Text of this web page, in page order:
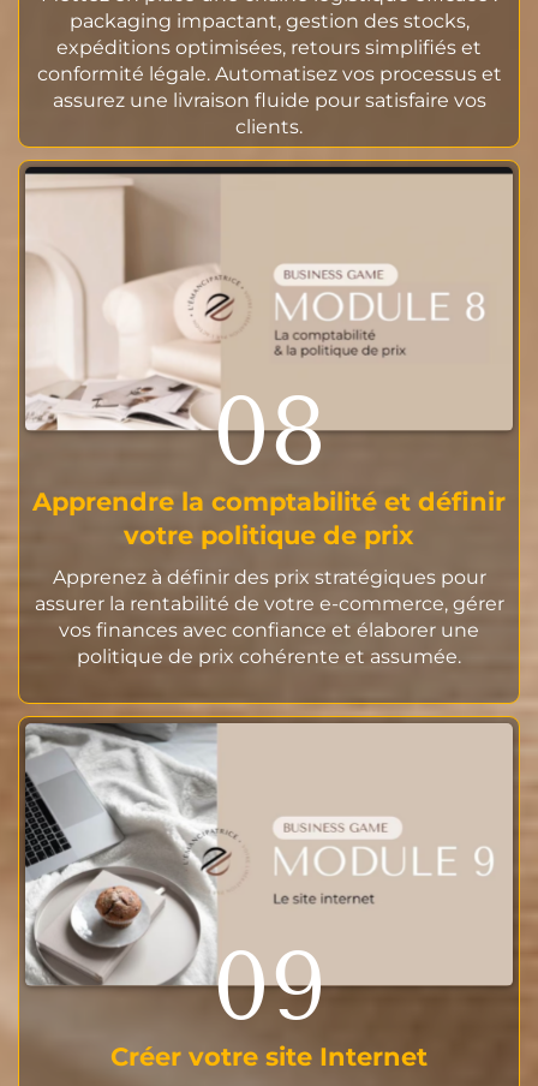
packaging impactant, gestion des stocks,
expéditions optimisées, retours simplifiés et
conformité légale. Automatisez vos processus et
assurez une livraison fluide pour satisfaire vos
clients.
08
Apprendre la comptabilité et définir
votre politique de prix
Apprenez à définir des prix stratégiques pour
assurer la rentabilité de votre e-commerce, gérer
vos finances avec confiance et élaborer une
politique de prix cohérente et assumée.
09
Créer votre site Internet